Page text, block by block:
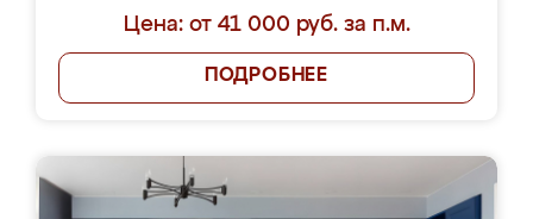
Цена: от 41 000 руб. за п.м.
ПОДРОБНЕЕ